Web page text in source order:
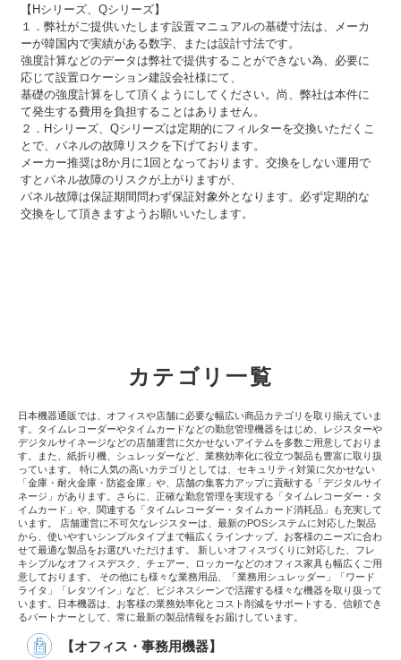
【Hシリーズ、Qシリーズ】
１．弊社がご提供いたします設置マニュアルの基礎寸法は、メーカ
ーが韓国内で実績がある数字、または設計寸法です。
強度計算などのデータは弊社で提供することができない為、必要に
応じて設置ロケーション建設会社様にて、
基礎の強度計算をして頂くようにしてください。尚、弊社は本件に
て発生する費用を負担することはありません。
２．Hシリーズ、Qシリーズは定期的にフィルターを交換いただくこ
とで、パネルの故障リスクを下げております。
メーカー推奨は8か月に1回となっております。交換をしない運用で
すとパネル故障のリスクが上がりますが、
パネル故障は保証期間問わず保証対象外となります。必ず定期的な
交換をして頂きますようお願いいたします。
カテゴリ一覧
日本機器通販では、オフィスや店舗に必要な幅広い商品カテゴリを取り揃えていま
す。タイムレコーダーやタイムカードなどの勤怠管理機器をはじめ、レジスターや
デジタルサイネージなどの店舗運営に欠かせないアイテムを多数ご用意しておりま
す。また、紙折り機、シュレッダーなど、業務効率化に役立つ製品も豊富に取り扱
っています。 特に人気の高いカテゴリとしては、セキュリティ対策に欠かせない
「金庫・耐火金庫・防盗金庫」や、店舗の集客力アップに貢献する「デジタルサイ
ネージ」があります。さらに、正確な勤怠管理を実現する「タイムレコーダー・タ
イムカード」や、関連する「タイムレコーダー・タイムカード消耗品」も充実して
います。 店舗運営に不可欠なレジスターは、最新のPOSシステムに対応した製品
から、使いやすいシンプルタイプまで幅広くラインナップ。お客様のニーズに合わ
せて最適な製品をお選びいただけます。 新しいオフィスづくりに対応した、フレ
キシブルなオフィスデスク、チェアー、ロッカーなどのオフィス家具も幅広くご用
意しております。 その他にも様々な業務用品、「業務用シュレッダー」「ワード
ライタ」「レタツイン」など、ビジネスシーンで活躍する様々な機器を取り扱って
います。日本機器は、お客様の業務効率化とコスト削減をサポートする、信頼でき
るパートナーとして、常に最新の製品情報をお届けしています。
【オフィス・事務用機器】